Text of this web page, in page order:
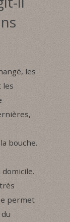
les
les
bouche.
permet